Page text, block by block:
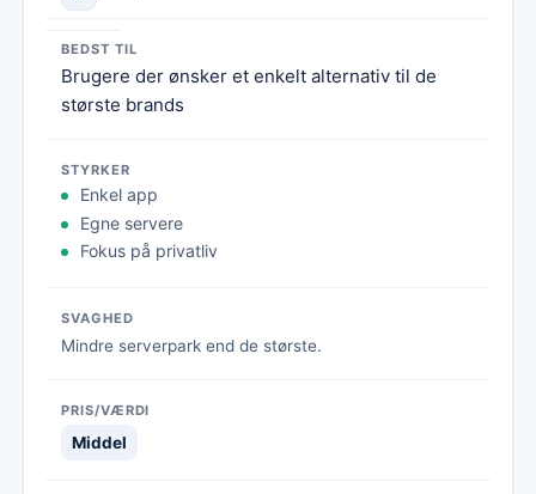
Brugere der ønsker et enkelt alternativ til de
største brands
Enkel app
Egne servere
Fokus på privatliv
Mindre serverpark end de største.
Middel